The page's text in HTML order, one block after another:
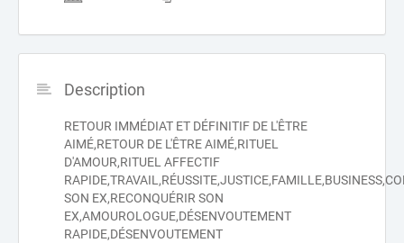
Description
RETOUR IMMÉDIAT ET DÉFINITIF DE L'ÊTRE
AIMÉ,RETOUR DE L'ÊTRE AIMÉ,RITUEL
D'AMOUR,RITUEL AFFECTIF
SON EX,RECONQUÉRIR SON
EX,AMOUROLOGUE,DÉSENVOUTEMENT
RAPIDE,DÉSENVOUTEMENT